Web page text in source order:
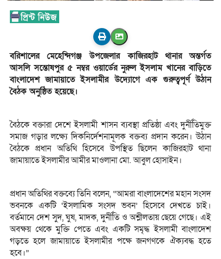
বরিশালের মেহেন্দিগঞ্জ উপজেলার কাজিরহাট থানার অন্তর্গত
আসলি সন্তোষপুর ৫ নম্বর ওয়ার্ডের নুরুল ইসলাম খানের বাড়িতে
বাংলাদেশ জামায়াতে ইসলামীর উদ্যোগে এক গুরুত্বপূর্ণ উঠান
বৈঠক অনুষ্ঠিত হয়েছে।
বৈঠকে বক্তারা দেশে ইসলামী শাসন ব্যবস্থা প্রতিষ্ঠা এবং দুর্নীতিমুক্ত
সমাজ গড়ার লক্ষ্যে দিকনির্দেশনামূলক বক্তব্য প্রদান করেন। উঠান
বৈঠকে প্রধান অতিথি হিসেবে উপস্থিত ছিলেন কাজিরহাট থানা
জামায়াতে ইসলামীর আমীর মাওলানা মো. আবুল হোসাইন।
প্রধান অতিথির বক্তব্যে তিনি বলেন, “আমরা বাংলাদেশের মহান সংসদ
ভবনকে একটি ‘ইসলামিক সংসদ ভবন’ হিসেবে দেখতে চাই।
বর্তমানে দেশ সুদ, ঘুষ, মাদক, দুর্নীতি ও অশ্লীলতায় ছেয়ে গেছে। এই
অবক্ষয় থেকে মুক্তি পেতে এবং একটি সমৃদ্ধ ইসলামী বাংলাদেশ
গড়তে হলে জামায়াতে ইসলামীর পক্ষে জনগণকে ঐক্যবদ্ধ হতে
হবে।”